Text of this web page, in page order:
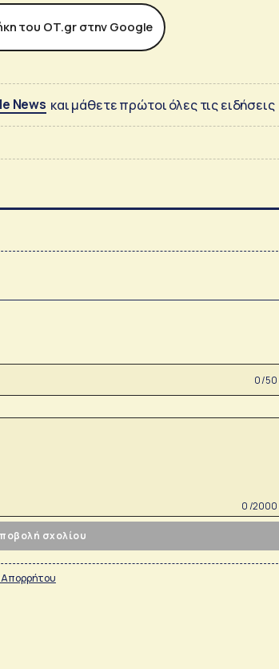
του ΟΤ.gr στην Google
News και μάθετε πρώτοι όλες τις ειδήσεις
0 /50
0 /2000
σχολίου
Απορρήτου